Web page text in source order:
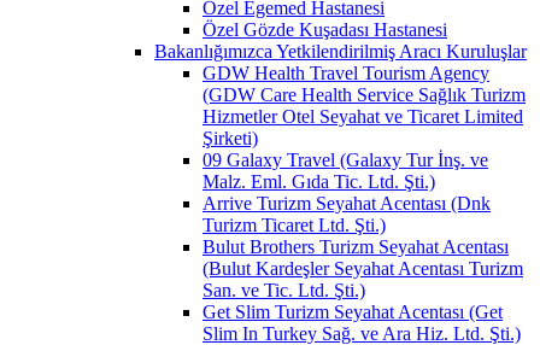
Özel Egemed Hastanesi
Özel Gözde Kuşadası Hastanesi
Bakanlığımızca Yetkilendirilmiş Aracı Kuruluşlar
GDW Health Travel Tourism Agency
(GDW Care Health Service Sağlık Turizm
Hizmetler Otel Seyahat ve Ticaret Limited
Şirketi)
09 Galaxy Travel (Galaxy Tur İnş. ve
Malz. Eml. Gıda Tic. Ltd. Şti.)
Arrive Turizm Seyahat Acentası (Dnk
Turizm Ticaret Ltd. Şti.)
Bulut Brothers Turizm Seyahat Acentası
(Bulut Kardeşler Seyahat Acentası Turizm
San. ve Tic. Ltd. Şti.)
Get Slim Turizm Seyahat Acentası (Get
Slim In Turkey Sağ. ve Ara Hiz. Ltd. Şti.)